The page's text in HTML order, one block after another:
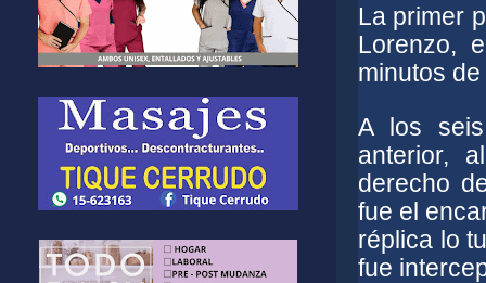
La primer
Lorenzo,
minutos
A los
anterior,
derecho
fue el
réplica lo
fue